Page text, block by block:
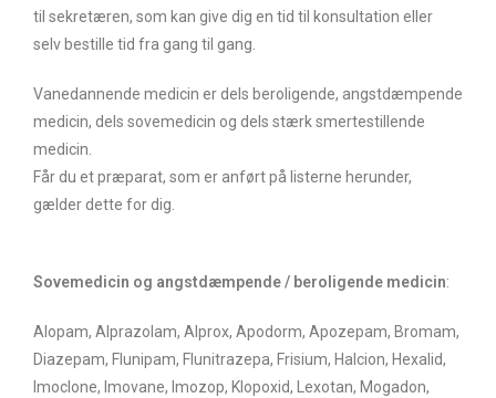
til sekretæren, som kan give dig en tid til konsultation eller
selv bestille tid fra gang til gang.
Vanedannende medicin er dels beroligende, angstdæmpende
medicin, dels sovemedicin og dels stærk smertestillende
medicin.
Får du et præparat, som er anført på listerne herunder,
gælder dette for dig.
Sovemedicin og angstdæmpende / beroligende medicin:
Alopam, Alprazolam, Alprox, Apodorm, Apozepam, Bromam,
Diazepam, Flunipam, Flunitrazepa, Frisium, Halcion, Hexalid,
Imoclone, Imovane, Imozop, Klopoxid, Lexotan, Mogadon,